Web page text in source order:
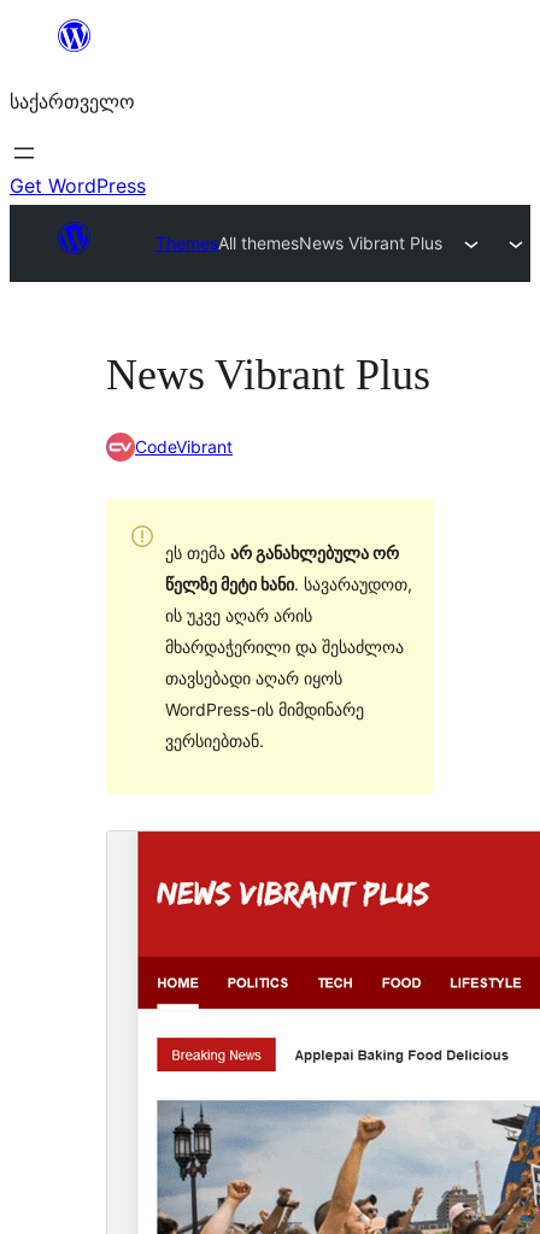
შიგთავსზე
საქართველო
Get WordPress
ThemesAll themesNews Vibrant Plus
News Vibrant Plus
CodeVibrant
ეს თემა არ განახლებულა ორ
წელზე მეტი ხანი. სავარაუდოთ,
ის უკვე აღარ არის
მხარდაჭერილი და შესაძლოა
თავსებადი აღარ იყოს
WordPress-ის მიმდინარე
ვერსიებთან.